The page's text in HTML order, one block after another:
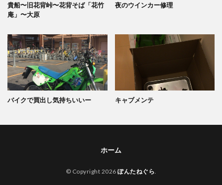
貴船〜旧花背峠〜花背そば「花竹
庵」〜大原
夜のウインカー修理
バイクで買出し気持ちいいー キャブメンテ
ホーム
© Copyright 2026 ぽんたねぐら.